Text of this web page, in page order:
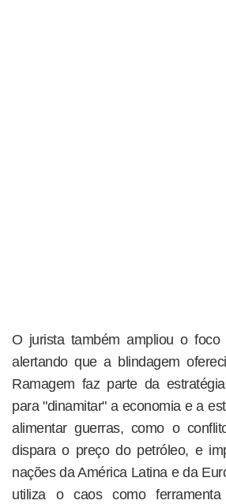
O jurista também ampliou o foco
alertando que a blindagem
Ramagem faz parte da
para "dinamitar" a economia e a
alimentar guerras, como o
dispara o preço do petróleo, e
nações da América Latina e da
utiliza o caos como